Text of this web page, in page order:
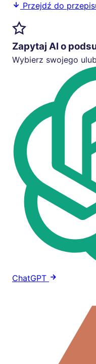
Przejdź do
Zapytaj AI o
Wybierz swojego
ChatGPT